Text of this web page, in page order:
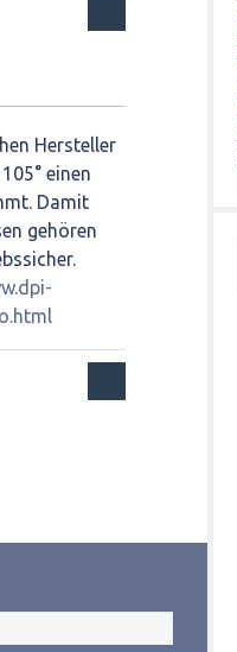
Hersteller
einen
Damit
gehören